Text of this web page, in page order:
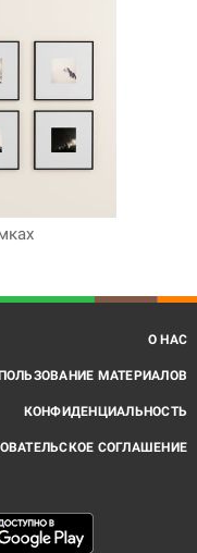
О НАС
МАТЕРИАЛОВ
КОНФИДЕНЦИАЛЬНОСТЬ
СОГЛАШЕНИЕ